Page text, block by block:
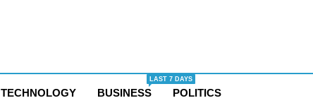
TECHNOLOGY BUSINESS
LAST 7 DAYS
POLITICS